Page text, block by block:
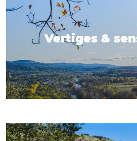
Vertiges &